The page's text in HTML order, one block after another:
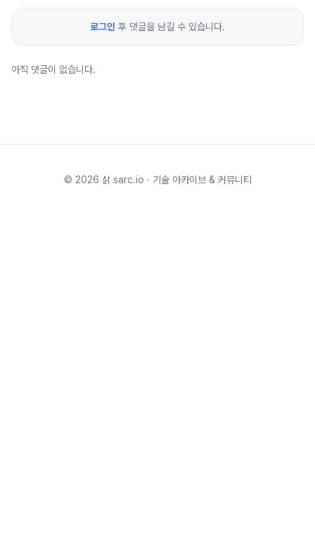
로그인 후 댓글을 남길 수 있습니다.
아직 댓글이 없습니다.
© 2026 삵 sarc.io · 기술 아카이브 & 커뮤니티